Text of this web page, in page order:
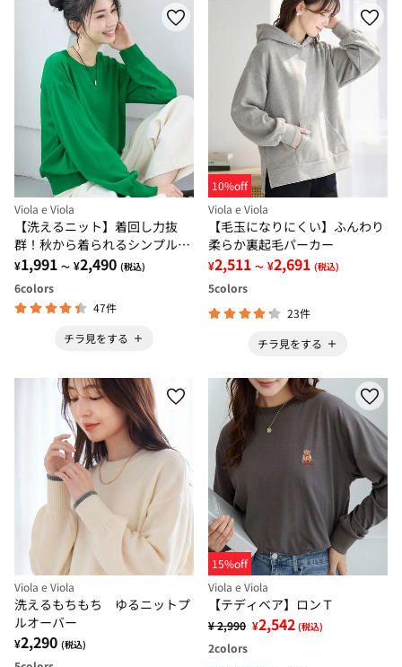
Viola e Viola
【洗えるニット】着回し力抜
群！秋から着られるシンプルニ
ットトップス
¥1,991 ～ ¥2,490 (税込)
6colors
47件
チラ見をする
10%off
Viola e Viola
【毛玉になりにくい】ふんわり
柔らか裏起毛パーカー
¥2,511 ～ ¥2,691 (税込)
5colors
23件
チラ見をする
Viola e Viola
洗えるもちもち ゆるニットプ
ルオーバー
¥2,290 (税込)
15%off
Viola e Viola
【テディベア】ロンＴ
¥ 2,990 ¥2,542 (税込)
2colors